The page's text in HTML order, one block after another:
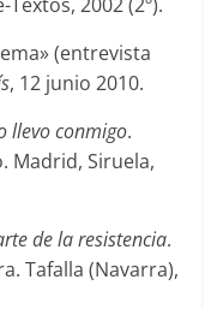
(entrevista
, 12 junio 2010.
llevo conmigo.
Madrid, Siruela,
de la resistencia.
Tafalla (Navarra),